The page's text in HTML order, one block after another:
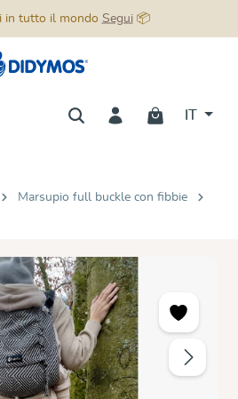
in tutto il mondo Segui📦
Marsupio full buckle con fibbie